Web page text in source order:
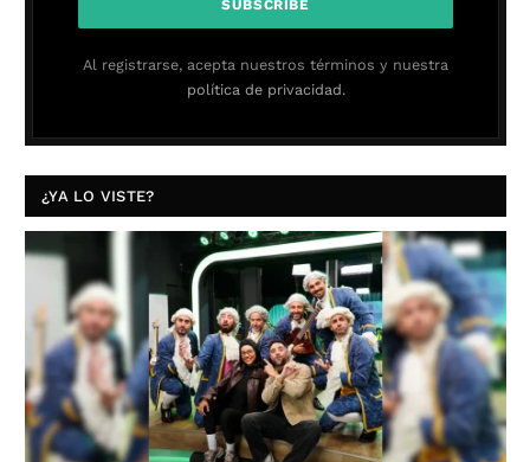
Al registrarse, acepta nuestros términos y nuestra
política de privacidad.
¿YA LO VISTE?